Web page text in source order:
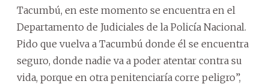
Tacumbú, en este momento se encuentra en el
Departamento de Judiciales de la Policía Nacional.
Pido que vuelva a Tacumbú donde él se encuentra
seguro, donde nadie va a poder atentar contra su
vida, porque en otra penitenciaría corre peligro”,